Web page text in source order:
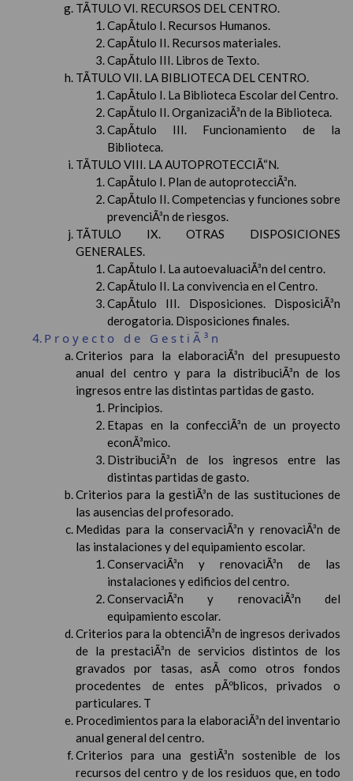
TÃTULO VI. RECURSOS DEL CENTRO.
CapÃ­tulo I. Recursos Humanos.
CapÃ­tulo II. Recursos materiales.
CapÃ­tulo III. Libros de Texto.
TÃTULO VII. LA BIBLIOTECA DEL CENTRO.
CapÃ­tulo I. La Biblioteca Escolar del Centro.
CapÃ­tulo II. OrganizaciÃ³n de la Biblioteca.
CapÃ­tulo III. Funcionamiento de la
Biblioteca.
TÃTULO VIII. LA AUTOPROTECCIÃ“N.
CapÃ­tulo I. Plan de autoprotecciÃ³n.
CapÃ­tulo II. Competencias y funciones sobre
prevenciÃ³n de riesgos.
TÃTULO IX. OTRAS DISPOSICIONES
GENERALES.
CapÃ­tulo I. La autoevaluaciÃ³n del centro.
CapÃ­tulo II. La convivencia en el Centro.
CapÃ­tulo III. Disposiciones. DisposiciÃ³n
derogatoria. Disposiciones finales.
Proyecto de GestiÃ³n
Criterios para la elaboraciÃ³n del presupuesto
anual del centro y para la distribuciÃ³n de los
ingresos entre las distintas partidas de gasto.
Principios.
Etapas en la confecciÃ³n de un proyecto
econÃ³mico.
DistribuciÃ³n de los ingresos entre las
distintas partidas de gasto.
Criterios para la gestiÃ³n de las sustituciones de
las ausencias del profesorado.
Medidas para la conservaciÃ³n y renovaciÃ³n de
las instalaciones y del equipamiento escolar.
ConservaciÃ³n y renovaciÃ³n de las
instalaciones y edificios del centro.
ConservaciÃ³n y renovaciÃ³n del
equipamiento escolar.
Criterios para la obtenciÃ³n de ingresos derivados
de la prestaciÃ³n de servicios distintos de los
gravados por tasas, asÃ­ como otros fondos
procedentes de entes pÃºblicos, privados o
particulares. T
Procedimientos para la elaboraciÃ³n del inventario
anual general del centro.
Criterios para una gestiÃ³n sostenible de los
recursos del centro y de los residuos que, en todo